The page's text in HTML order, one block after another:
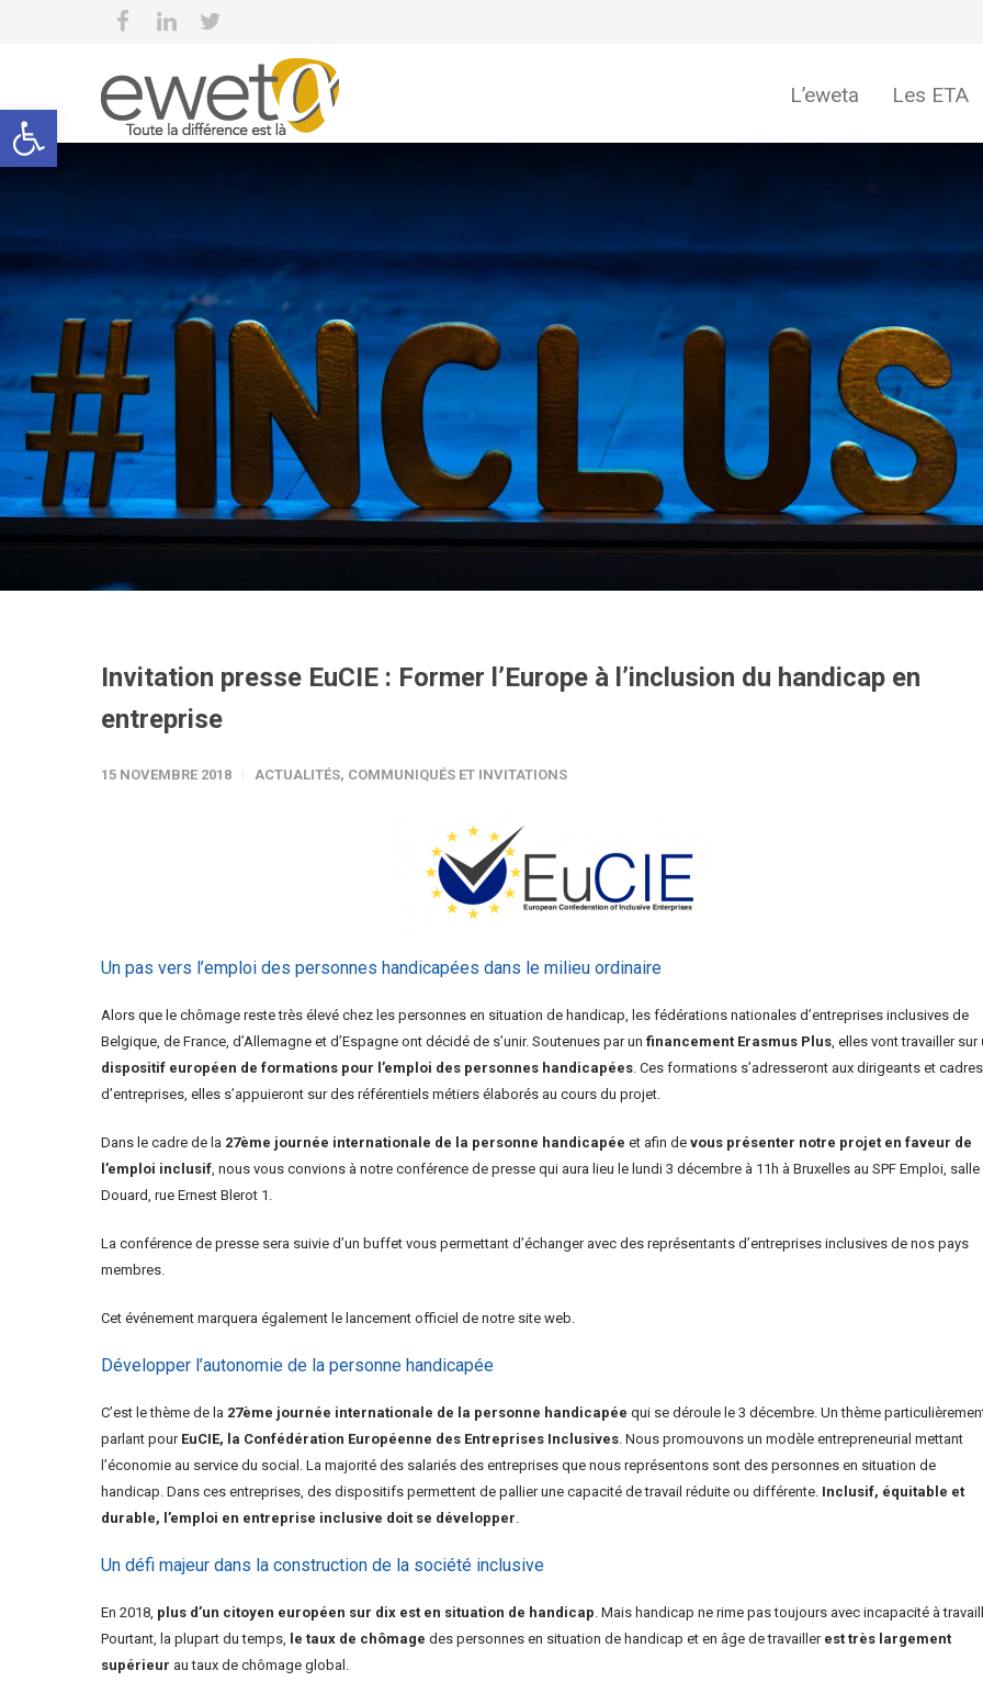
Open toolbar
L’eweta Les ETA
eweta
Invitation presse EuCIE : Former l’Europe à l’inclusion du handicap en
entreprise
15 NOVEMBRE 2018 ACTUALITÉS, COMMUNIQUÉS ET INVITATIONS
Un pas vers l’emploi des personnes handicapées dans le milieu ordinaire
Alors que le chômage reste très élevé chez les personnes en situation de handicap, les fédérations nationales d’entreprises inclusives de
Belgique, de France, d’Allemagne et d’Espagne ont décidé de s’unir. Soutenues par un financement Erasmus Plus, elles vont travailler sur
dispositif européen de formations pour l’emploi des personnes handicapées. Ces formations s’adresseront aux dirigeants et cadres
d’entreprises, elles s’appuieront sur des référentiels métiers élaborés au cours du projet.
Dans le cadre de la 27ème journée internationale de la personne handicapée et afin de vous présenter notre projet en faveur de
l’emploi inclusif, nous vous convions à notre conférence de presse qui aura lieu le lundi 3 décembre à 11h à Bruxelles au SPF Emploi, salle
Douard, rue Ernest Blerot 1.
La conférence de presse sera suivie d’un buffet vous permettant d’échanger avec des représentants d’entreprises inclusives de nos pays
membres.
Cet événement marquera également le lancement officiel de notre site web.
Développer l’autonomie de la personne handicapée
C’est le thème de la 27ème journée internationale de la personne handicapée qui se déroule le 3 décembre. Un thème
parlant pour EuCIE, la Confédération Européenne des Entreprises Inclusives. Nous promouvons un modèle entrepreneurial mettant
l’économie au service du social. La majorité des salariés des entreprises que nous représentons sont des personnes en situation de
handicap. Dans ces entreprises, des dispositifs permettent de pallier une capacité de travail réduite ou différente. Inclusif, équitable et
durable, l’emploi en entreprise inclusive doit se développer.
Un défi majeur dans la construction de la société inclusive
En 2018, plus d’un citoyen européen sur dix est en situation de handicap. Mais handicap ne rime pas toujours avec incapacité à
Pourtant, la plupart du temps, le taux de chômage des personnes en situation de handicap et en âge de travaillerest très largement
supérieur au taux de chômage global.